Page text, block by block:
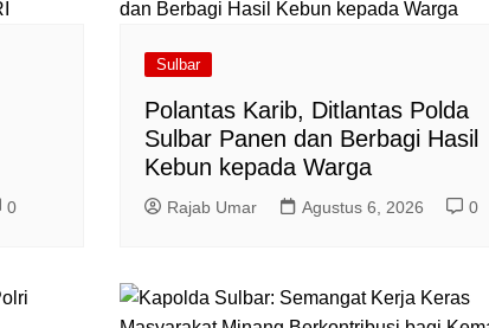
0
Sulbar
Polantas Karib, Ditlantas Polda
Sulbar Panen dan Berbagi Hasil
Kebun kepada Warga
Rajab Umar Agustus 6, 2026 0